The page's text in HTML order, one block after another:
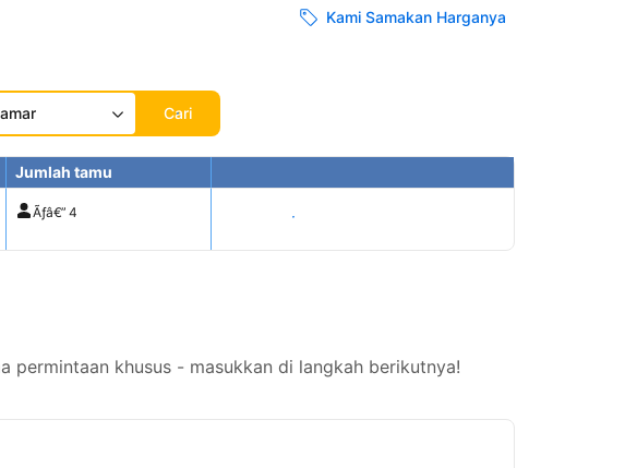
Kami Samakan Harganya
Cari
Jumlah tamu
Ãƒâ€” 4 Tampilkan harga
permintaan khusus - masukkan di langkah berikutnya!